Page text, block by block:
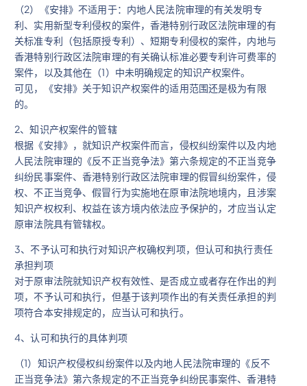
（2）《安排》不适用于：内地人民法院审理的有关发明专
利、实用新型专利侵权的案件，香港特别行政区法院审理的有
关标准专利（包括原授专利）、短期专利侵权的案件，内地与
香港特别行政区法院审理的有关确认标准必要专利许可费率的
案件，以及其他在（1）中未明确规定的知识产权案件。
可见，《安排》关于知识产权案件的适用范围还是极为有限
的。
2、知识产权案件的管辖
根据《安排》，就知识产权案件而言，侵权纠纷案件以及内地
人民法院审理的《反不正当竞争法》第六条规定的不正当竞争
纠纷民事案件、香港特别行政区法院审理的假冒纠纷案件，侵
权、不正当竞争、假冒行为实施地在原审法院地境内，且涉案
知识产权权利、权益在该方境内依法应予保护的，才应当认定
原审法院具有管辖权。
3、不予认可和执行对知识产权确权判项，但认可和执行责任
承担判项
对于原审法院就知识产权有效性、是否成立或者存在作出的判
项，不予认可和执行，但基于该判项作出的有关责任承担的判
项符合本安排规定的，应当认可和执行。
4、认可和执行的具体判项
（1）知识产权侵权纠纷案件以及内地人民法院审理的《反不
正当竞争法》第六条规定的不正当竞争纠纷民事案件、香港特